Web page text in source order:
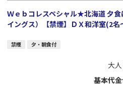
Ｗｅｂコレスペシャル★北海道 夕
イングス）【禁煙】ＤＸ和洋室(2名
禁煙 夕・朝食付
大
基本代